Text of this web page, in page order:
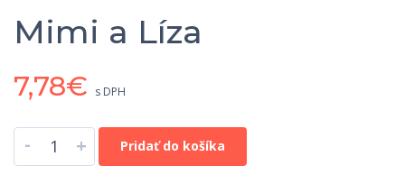
Mimi a Líza
7,78€ s DPH
- + Pridať do košíka